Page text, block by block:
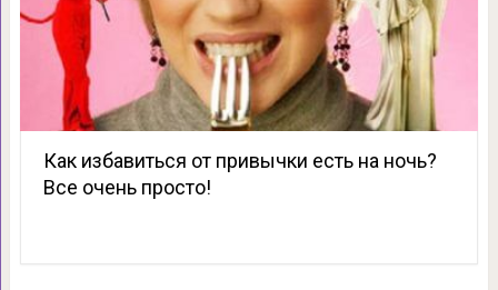
Как избавиться от привычки есть на ночь?
Все очень просто!